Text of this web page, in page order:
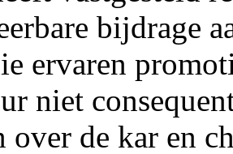
bijdrage
ervaren
niet
over de kar en